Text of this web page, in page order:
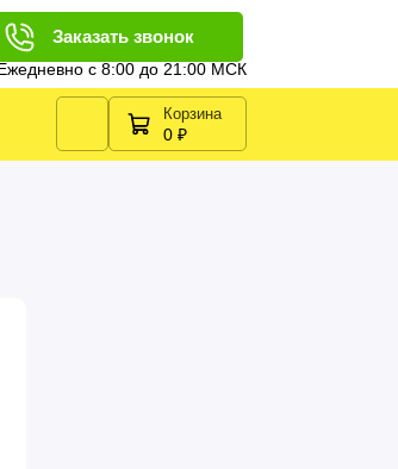
Заказать звонок
с 8:00 до 21:00 МСК
Корзина
0 ₽